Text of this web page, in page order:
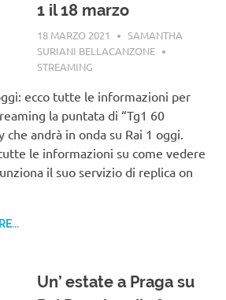
1 il 18 marzo
18 MARZO 2021
SAMANTHA
SURIANI BELLACANZONE
STREAMING
ecco tutte le informazioni per
la puntata di “Tg1 60
che andrà in onda su Rai 1 oggi.
le informazioni su come vedere
il suo servizio di replica on
Un’ estate a Praga su